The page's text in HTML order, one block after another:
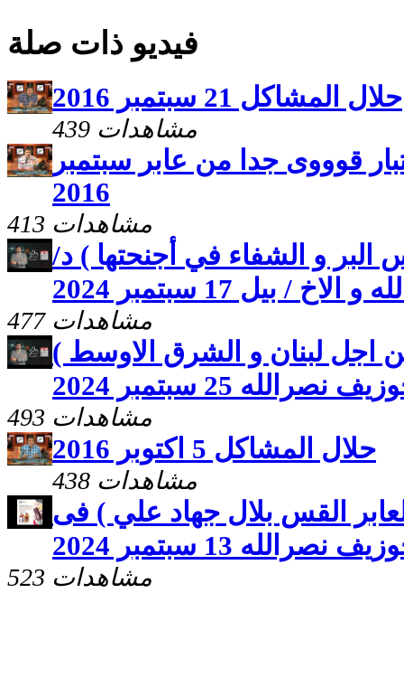
فيديو ذات صلة
حلال المشاكل 21 سبتمبر 2016
439 مشاهدات
14واختبار قوووى جدا من عابر سبتمبر
2016
413 مشاهدات
و الشفاء في أجنحتها ) د/
/ بيل 17 سبتمبر 2024
477 مشاهدات
اجل لبنان و الشرق الاوسط )
25 سبتمبر 2024
493 مشاهدات
حلال المشاكل 5 اكتوبر 2016
438 مشاهدات
القس بلال جهاد علي ) فى
13 سبتمبر 2024
523 مشاهدات